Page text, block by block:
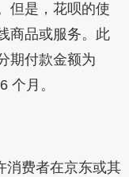
但是，花呗的使
商品或服务。此
期付款金额为
个月。
消费者在京东或其